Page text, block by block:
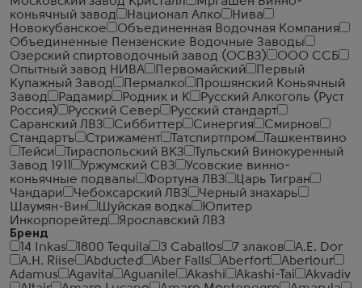
коньячный завод
Национал Алко
Нива
Новокубанское
Объединенная Водочная Компания
Объединенные Пензенские Водочные Заводы
Озерский спиртоводочный завод (ОСВЗ)
ООО ССБ
Опытный завод НИВА
Первомайский
Первый
Купажный Завод
Пермалко
Прошянский Коньячный
Завод
Радамир Родник и К
Русский Алкоголь (Руст
Россия)
Русский Север
Русский стандарт
Саранский ЛВЗ
Сиббиттер Синергия
Смирнов
Стандартъ
Стрижамент Татспиртпром
Ташкентвино
Тейси
Тираспольский ВКЗ
Тульский Винокуренный
Завод 1911
Уржумский СВЗ
Усовские винно-
коньячные подвалы
Фортуна ЛВЗ
Царь Тигран
Чандари
Чебоксарский ЛВЗ
Черный знахарь
Шаумян-Вин
Шуйская водка
Юпитер
Инкорпорейтед
Ярославский ЛВЗ
Бренд
14 Inkas
1800 Tequila 3 Caballos 7 злаков
A.E. Dor
A.H. Riise
Abducted Aber Falls Aberfort
Aberlour
Adamus
Agavita Aguanile Akashi Akashi-Tai
Akvadiv